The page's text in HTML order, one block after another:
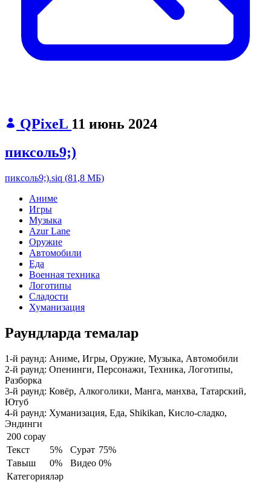
QPixeL 11 июнь 2024
пиксоль9;)
пиксоль9;).siq (81,8 МБ)
Аниме
Игры
Музыка
Azur Lane
Оружие
Автомобили
Еда
Военная техника
Логотипы
Сладости
Хуманизация
Раундларда темалар
1-й раунд: Аниме, Игры, Оружие, Музыка, Автомобили
2-й раунд: Опенинги, Персонажи, Техника, Логотипы,
Разборка
3-й раунд: Ковёр, Алкоголики, Манга, манхва, Татарский,
Ютуб
4-й раунд: Хуманизация, Еда, Shikikan, Кисло-сладко,
Эндинги
200 сорау
Текст
5% Сурәт 75%
Тавыш
0% Видео 0%
Категорияләр